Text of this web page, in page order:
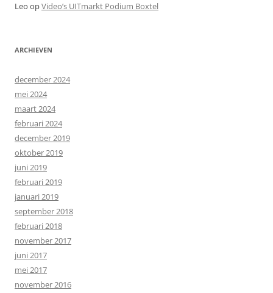
Leo opVideo’s UITmarkt Podium Boxtel
ARCHIEVEN
december 2024
mei 2024
maart 2024
februari 2024
december 2019
oktober 2019
juni 2019
februari 2019
januari 2019
september 2018
februari 2018
november 2017
juni 2017
mei 2017
november 2016